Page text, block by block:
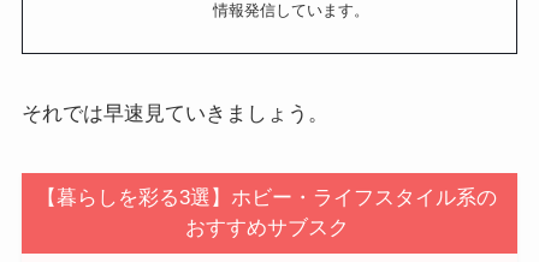
情報発信しています。
それでは早速見ていきましょう。
【暮らしを彩る3選】ホビー・ライフスタイル系の
おすすめサブスク